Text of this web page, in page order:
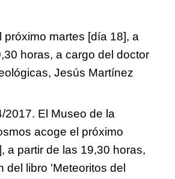
próximo martes [día 18], a
horas, a cargo del doctor
Jesús Martínez
2017. El Museo de la
acoge el próximo
a partir de las 19,30 horas,
del libro 'Meteoritos del